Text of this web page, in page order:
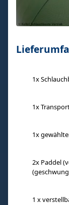
1x
1x
1x
2x Paddel
1 x